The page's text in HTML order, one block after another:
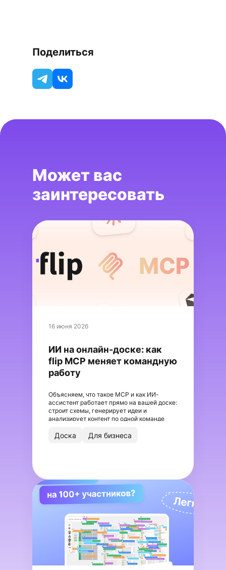
Поделиться
Может вас
заинтересовать
16 июня 2026
ИИ на онлайн-доске: как
flip MCP меняет командную
работу
Объясняем, что такое MCP и как ИИ-
ассистент работает прямо на вашей доске:
строит схемы, генерирует идеи и
анализирует контент по одной команде
Доска Для бизнеса